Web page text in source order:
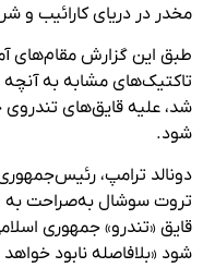
مخدر در دریای کارائیب و
طبق این گزارش مقام‌های
تاکتیک‌های مشابه به
شد، علیه قایق‌های
شود.
دونالد ترامپ،
تروت سوشال به‌صراحت به
قایق «تندرو» جمهوری
شود «بلافاصله نابود